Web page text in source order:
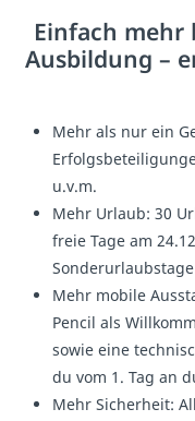
Einfach mehr
Ausbildung –
Mehr als nur ein
u.v.m.
Mehr Urlaub: 30
freie Tage am
Sonderurlaubstage
Mehr mobile
Pencil als
sowie eine
du vom 1. Tag an
Mehr Sicherheit: